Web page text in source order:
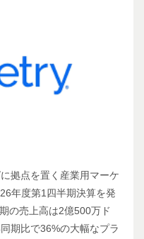
拠点を置く産業用マーケ
年度第1四半期決算を発
の売上高は2億500万ド
期比で36%の大幅なプラ